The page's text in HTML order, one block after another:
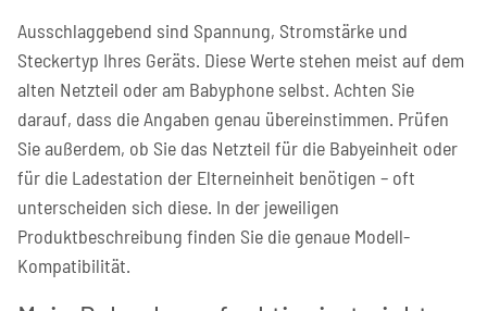
Ausschlaggebend sind Spannung, Stromstärke und
Steckertyp Ihres Geräts. Diese Werte stehen meist auf dem
alten Netzteil oder am Babyphone selbst. Achten Sie
darauf, dass die Angaben genau übereinstimmen. Prüfen
Sie außerdem, ob Sie das Netzteil für die Babyeinheit oder
für die Ladestation der Elterneinheit benötigen – oft
unterscheiden sich diese. In der jeweiligen
Produktbeschreibung finden Sie die genaue Modell-
Kompatibilität.